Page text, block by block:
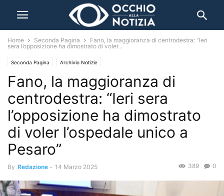
Home Seconda Pagina
Fano, la maggioranza di centrodestra: “Ieri
sera l’opposizione ha dimostrato di voler...
Seconda Pagina Archivio Notizie
Fano, la maggioranza di
centrodestra: “Ieri sera
l’opposizione ha dimostrato
di voler l’ospedale unico a
Pesaro”
By Redazione - 14 Marzo 2025 0
389